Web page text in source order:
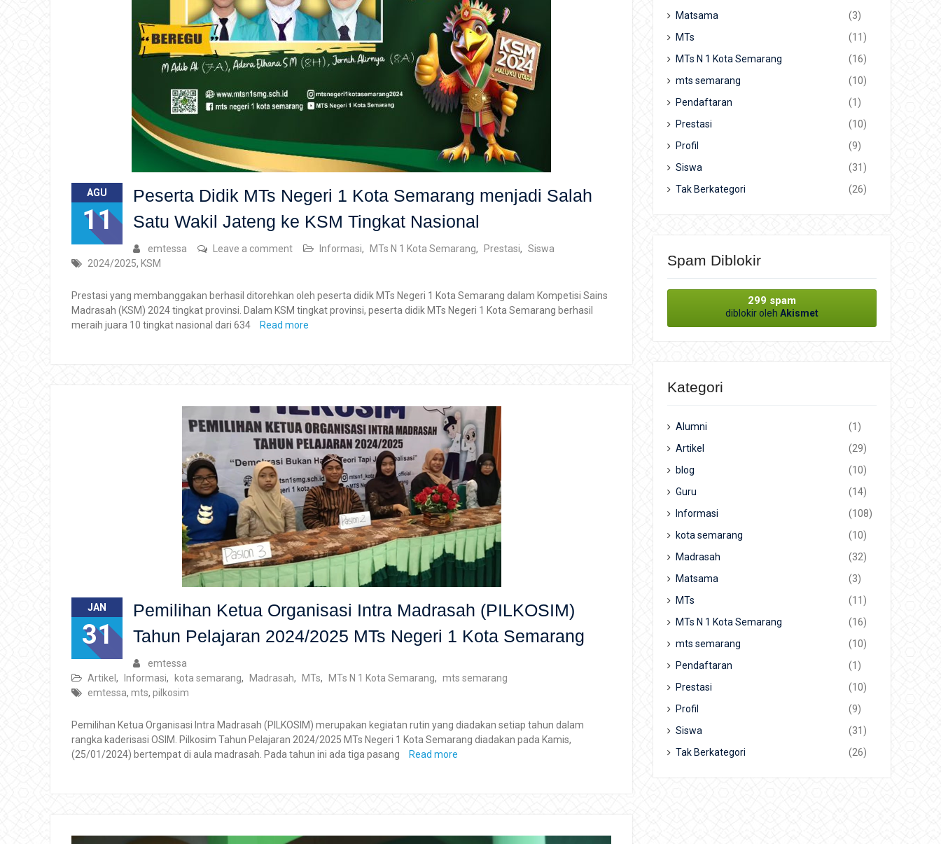
AGU
11
Peserta Didik MTs Negeri 1 Kota Semarang menjadi Salah
Satu Wakil Jateng ke KSM Tingkat Nasional
emtessa Leave a comment Informasi, MTs N 1 Kota Semarang, Prestasi, Siswa
2024/2025, KSM
Prestasi yang membanggakan berhasil ditorehkan oleh peserta didik MTs Negeri 1 Kota Semarang dalam Kompetisi Sains
Madrasah (KSM) 2024 tingkat provinsi. Dalam KSM tingkat provinsi, peserta didik MTs Negeri 1 Kota Semarang berhasil
meraih juara 10 tingkat nasional dari 634
Read more
JAN
31
Pemilihan Ketua Organisasi Intra Madrasah (PILKOSIM)
Tahun Pelajaran 2024/2025 MTs Negeri 1 Kota Semarang
emtessa
Artikel , Informasi, kota semarang, Madrasah, MTs, MTs N 1 Kota Semarang, mts semarang
emtessa, mts, pilkosim
Pemilihan Ketua Organisasi Intra Madrasah (PILKOSIM) merupakan kegiatan rutin yang diadakan setiap tahun dalam
rangka kaderisasi OSIM. Pilkosim Tahun Pelajaran 2024/2025 MTs Negeri 1 Kota Semarang diadakan pada Kamis,
(25/01/2024) bertempat di aula madrasah. Pada tahun ini ada tiga pasang
Read more
Matsama
(3)
MTs
(11)
MTs N 1 Kota Semarang
(16)
mts semarang
(10)
Pendaftaran
(1)
Prestasi
(10)
Profil
(9)
Siswa
(31)
Tak Berkategori
(26)
Spam Diblokir
299 spam
diblokir oleh Akismet
Kategori
Alumni
(1)
Artikel
(29)
blog
(10)
Guru
(14)
Informasi
(108)
kota semarang
(10)
Madrasah
(32)
Matsama
(3)
MTs
(11)
MTs N 1 Kota Semarang
(16)
mts semarang
(10)
Pendaftaran
(1)
Prestasi
(10)
Profil
(9)
Siswa
(31)
Tak Berkategori
(26)